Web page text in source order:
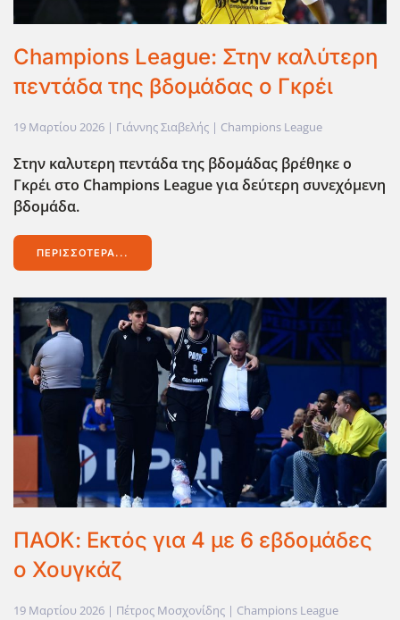
Champions League: Στην καλύτερη
πεντάδα της βδομάδας ο Γκρέι
19 Μαρτίου 2026 | Γιάννης Σιαβελής | Champions League
Στην καλυτερη πεντάδα της βδομάδας βρέθηκε ο
Γκρέι στο Champions League για δεύτερη συνεχόμενη
βδομάδα.
ΠΕΡΙΣΣΌΤΕΡΑ...
ΠΑΟΚ: Εκτός για 4 με 6 εβδομάδες
ο Χουγκάζ
19 Μαρτίου 2026 | Πέτρος Μοσχονίδης | Champions League